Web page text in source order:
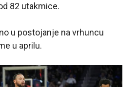
82 utakmice.
u postojanje na vrhuncu
u aprilu.